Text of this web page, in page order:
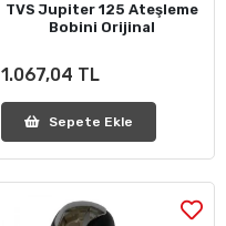
TVS Jupiter 125 Ateşleme
Bobini Orijinal
1.067,04 TL
Sepete Ekle